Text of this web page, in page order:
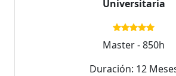
Universitaria
Master - 850h
Duración: 12